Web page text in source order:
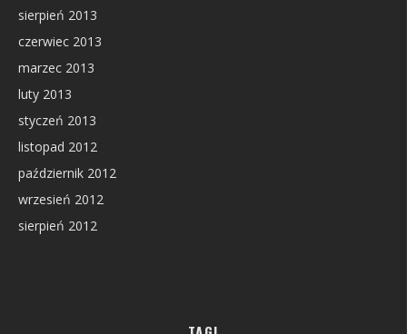
sierpień 2013
czerwiec 2013
marzec 2013
luty 2013
styczeń 2013
listopad 2012
październik 2012
wrzesień 2012
sierpień 2012